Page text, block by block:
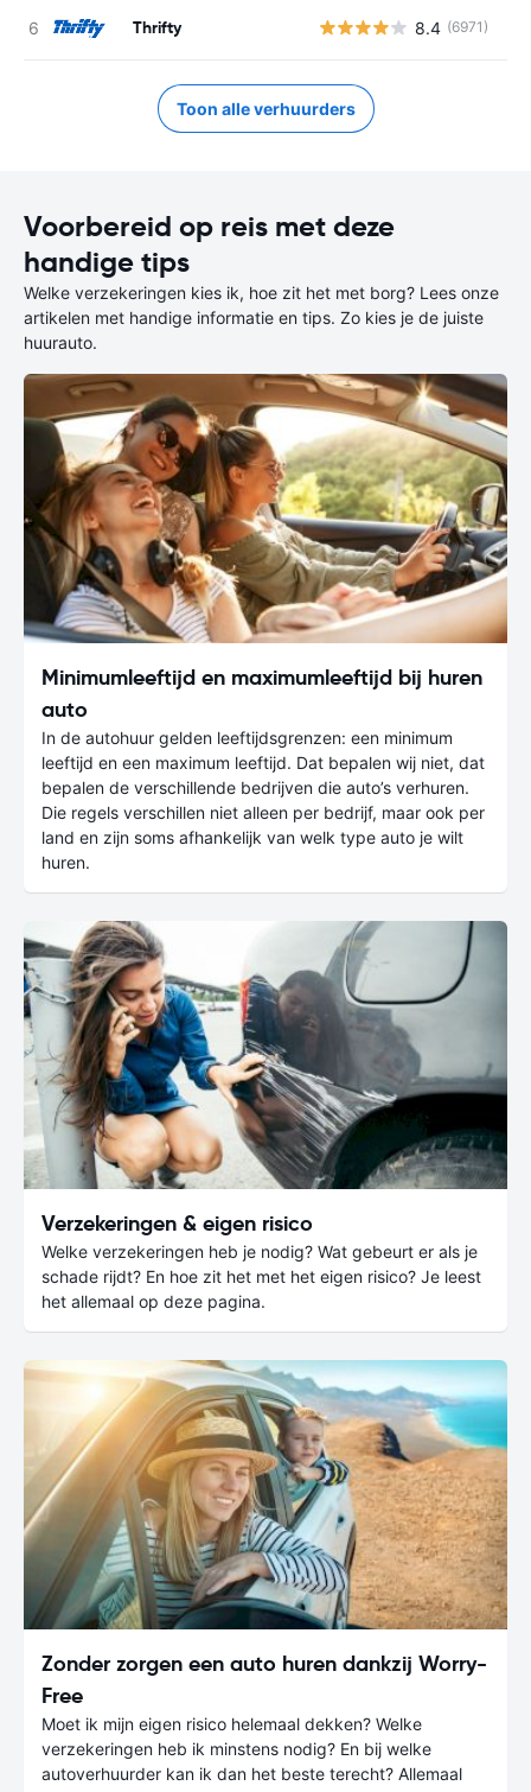
Thrifty 8.4 (6971)
Toon alle verhuurders
Voorbereid op reis met deze
handige tips
Welke verzekeringen kies ik, hoe zit het met borg? Lees onze
artikelen met handige informatie en tips. Zo kies je de juiste
huurauto.
Minimumleeftijd en maximumleeftijd bij huren
auto
In de autohuur gelden leeftijdsgrenzen: een minimum
leeftijd en een maximum leeftijd. Dat bepalen wij niet, dat
bepalen de verschillende bedrijven die auto’s verhuren.
Die regels verschillen niet alleen per bedrijf, maar ook per
land en zijn soms afhankelijk van welk type auto je wilt
huren.
Verzekeringen & eigen risico
Welke verzekeringen heb je nodig? Wat gebeurt er als je
schade rijdt? En hoe zit het met het eigen risico? Je leest
het allemaal op deze pagina.
Zonder zorgen een auto huren dankzij Worry-
Free
Moet ik mijn eigen risico helemaal dekken? Welke
verzekeringen heb ik minstens nodig? En bij welke
autoverhuurder kan ik dan het beste terecht? Allemaal